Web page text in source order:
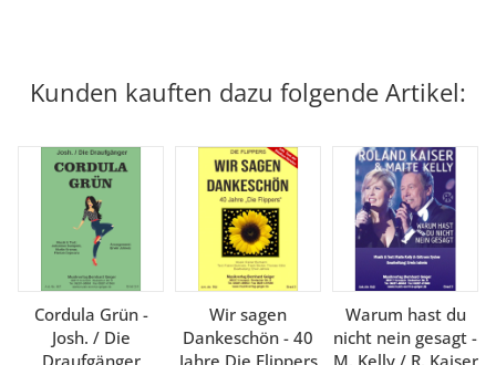
Kunden kauften dazu folgende Artikel:
Cordula Grün -
Josh. / Die
Draufgänger
Wir sagen
Dankeschön - 40
Jahre Die Flippers
Warum hast du
nicht nein gesagt -
M. Kelly / R. Kaiser